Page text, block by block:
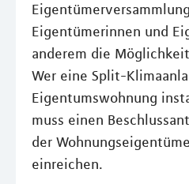
Eigentümerinnen und
anderem die
Wer eine Split-
Eigentumswohnung
muss einen
der
einreichen.